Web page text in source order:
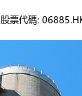
股票代碼: